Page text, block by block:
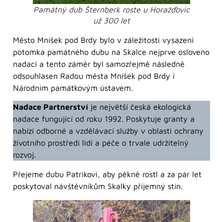
Památný dub Šternberk roste u Horažďovic
už 300 let
Město Mníšek pod Brdy bylo v záležitosti vysazení
potomka památného dubu na Skalce nejprve osloveno
nadací a tento záměr byl samozřejmě následně
odsouhlasen Radou města Mníšek pod Brdy i
Národním památkovým ústavem.
Nadace Partnerství je největší česká ekologická
nadace fungující od roku 1992. Poskytuje granty a
nabízí odborné a vzdělávací služby v oblasti ochrany
životního prostředí lidí a péče o trvale udržitelný
rozvoj.
Přejeme dubu Patrikovi, aby pěkně rostl a za pár let
poskytoval návštěvníkům Skalky příjemný stín.